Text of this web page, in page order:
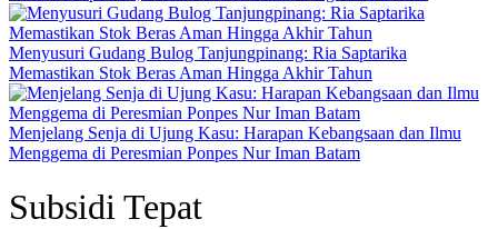
Menyusuri Gudang Bulog Tanjungpinang: Ria Saptarika
Memastikan Stok Beras Aman Hingga Akhir Tahun
Menjelang Senja di Ujung Kasu: Harapan Kebangsaan dan Ilmu
Menggema di Peresmian Ponpes Nur Iman Batam
Subsidi Tepat